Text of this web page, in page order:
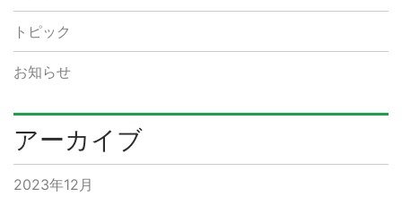
トピック
お知らせ
アーカイブ
2023年12月